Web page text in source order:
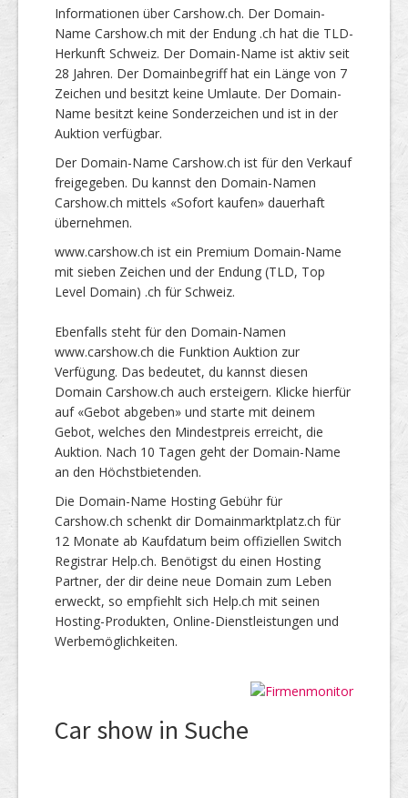
Informationen über Carshow.ch. Der Domain-
Name Carshow.ch mit der Endung .ch hat die TLD-
Herkunft Schweiz. Der Domain-Name ist aktiv seit
28 Jahren. Der Domainbegriff hat ein Länge von 7
Zeichen und besitzt keine Umlaute. Der Domain-
Name besitzt keine Sonderzeichen und ist in der
Auktion verfügbar.
Der Domain-Name Carshow.ch ist für den Verkauf
freigegeben. Du kannst den Domain-Namen
Carshow.ch mittels «Sofort kaufen» dauerhaft
übernehmen.
www.carshow.ch ist ein Premium Domain-Name
mit sieben Zeichen und der Endung (TLD, Top
Level Domain) .ch für Schweiz.
Ebenfalls steht für den Domain-Namen
www.carshow.ch die Funktion Auktion zur
Verfügung. Das bedeutet, du kannst diesen
Domain Carshow.ch auch ersteigern. Klicke hierfür
auf «Gebot abgeben» und starte mit deinem
Gebot, welches den Mindestpreis erreicht, die
Auktion. Nach 10 Tagen geht der Domain-Name
an den Höchstbietenden.
Die Domain-Name Hosting Gebühr für
Carshow.ch schenkt dir Domainmarktplatz.ch für
12 Monate ab Kaufdatum beim offiziellen Switch
Registrar Help.ch. Benötigst du einen Hosting
Partner, der dir deine neue Domain zum Leben
erweckt, so empfiehlt sich Help.ch mit seinen
Hosting-Produkten, Online-Dienstleistungen und
Werbemöglichkeiten.
Car show in Suche